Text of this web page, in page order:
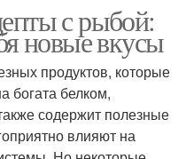
с рыбой:
новые вкусы
продуктов, которые
богата белком,
содержит полезные
влияют на